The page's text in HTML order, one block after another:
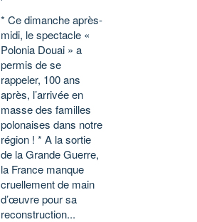
* Ce dimanche après-
midi, le spectacle «
Polonia Douai » a
permis de se
rappeler, 100 ans
après, l’arrivée en
masse des familles
polonaises dans notre
région ! * A la sortie
de la Grande Guerre,
la France manque
cruellement de main
d’œuvre pour sa
reconstruction...